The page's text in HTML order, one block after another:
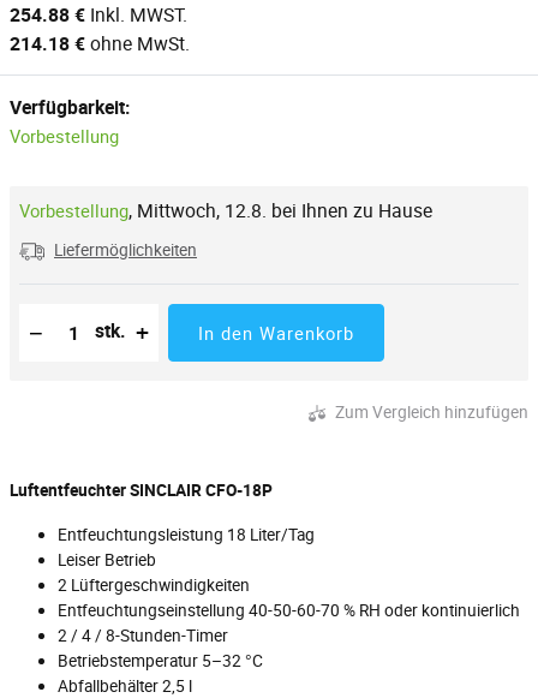
254.88 € Inkl. MWST.
214.18 €ohne MwSt.
Verfügbarkeit:
Vorbestellung
Vorbestellung, Mittwoch, 12.8. bei Ihnen zu Hause
Liefermöglichkeiten
−
Reduzierung der Menge
Anzahl der Stücke
stk. + In den Warenkorb
Zum Vergleich hinzufügen
Luftentfeuchter SINCLAIR CFO-18P
Entfeuchtungsleistung 18 Liter/Tag
Leiser Betrieb
2 Lüftergeschwindigkeiten
Entfeuchtungseinstellung 40-50-60-70 % RH oder kontinuierlich
2 / 4 / 8-Stunden-Timer
Betriebstemperatur 5–32 °C
Abfallbehälter 2,5 l